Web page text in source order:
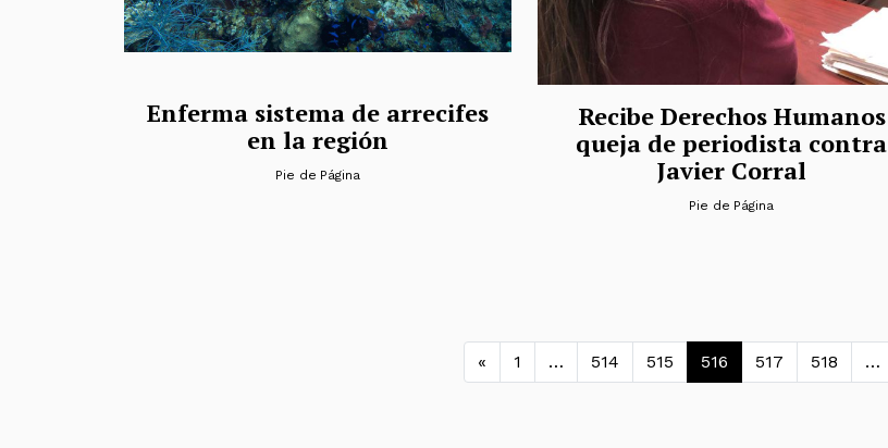
Enferma sistema de arrecifes
en la región
Pie de Página
Recibe Derechos Humanos
queja de periodista contra
Javier Corral
Pie de Página
Navegación de entradas
« 1 … 514 515 516 517 518 …